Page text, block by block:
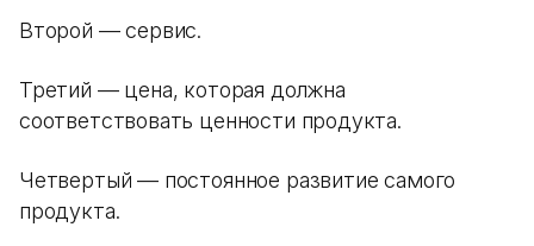
Второй — сервис.
Третий — цена, которая должна
соответствовать ценности продукта.
Четвертый — постоянное развитие самого
продукта.